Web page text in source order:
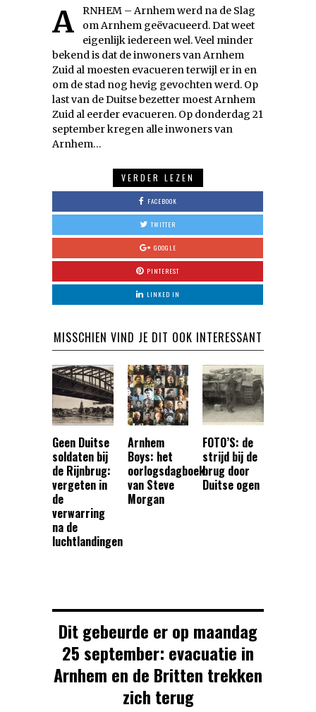
ARNHEM – Arnhem werd na de Slag
om Arnhem geëvacueerd. Dat weet
eigenlijk iedereen wel. Veel minder
bekend is dat de inwoners van Arnhem
Zuid al moesten evacueren terwijl er in en
om de stad nog hevig gevochten werd. Op
last van de Duitse bezetter moest Arnhem
Zuid al eerder evacueren. Op donderdag 21
september kregen alle inwoners van
Arnhem…
VERDER LEZEN
FACEBOOK
TWITTER
GOOGLE
PINTEREST
LINKED IN
MISSCHIEN VIND JE DIT OOK INTERESSANT
Geen Duitse
soldaten bij
de Rijnbrug:
vergeten in
de
verwarring
na de
luchtlandingen
Arnhem
Boys: het
oorlogsdagboek
van Steve
Morgan
FOTO’S: de
strijd bij de
brug door
Duitse ogen
Dit gebeurde er op maandag
25 september: evacuatie in
Arnhem en de Britten trekken
zich terug